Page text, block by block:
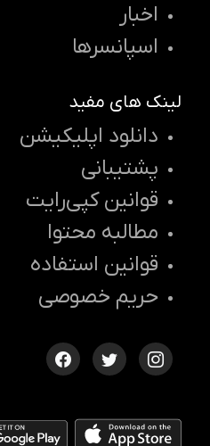
اخبار
اسپانسرها
لینک های مفید
دانلود اپلیکیشن
پشتیبانی
قوانین کپی‌رایت
مطالبه محتوا
قوانین استفاده
حریم خصوصی